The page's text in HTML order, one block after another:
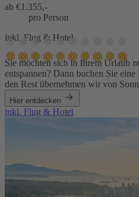
ab €1.355,-
pro Person
inkl. Flug & Hotel
Sie möchten sich in Ihrem Urlaub
entspannen? Dann buchen Sie
den Rest übernehmen wir von
Hier entdecken
inkl. Flug & Hotel